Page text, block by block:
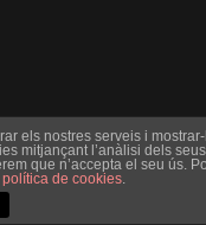
els nostres serveis i
mitjançant l’anàlisi dels seus
que n’accepta el seu ús.
política de cookies.